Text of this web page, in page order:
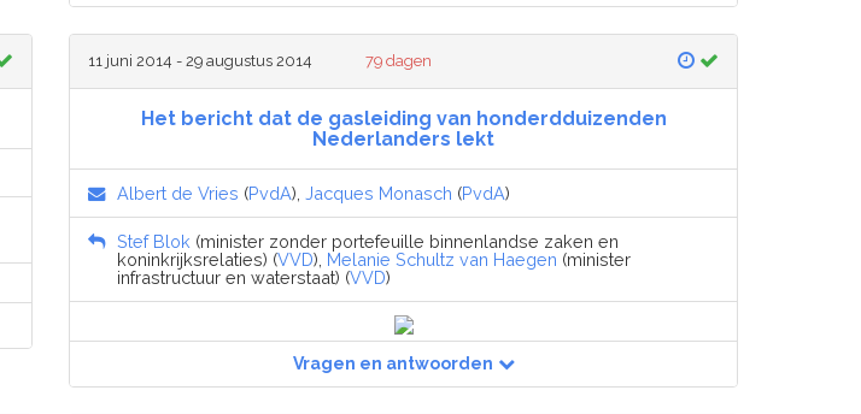
11 juni 2014 - 29 augustus 2014 79 dagen
Het bericht dat de gasleiding van honderdduizenden
Nederlanders lekt
Albert de Vries (PvdA), Jacques Monasch (PvdA)
Stef Blok (minister zonder portefeuille binnenlandse zaken en
koninkrijksrelaties) (VVD), Melanie Schultz van Haegen (minister
infrastructuur en waterstaat) (VVD)
Vragen en antwoorden